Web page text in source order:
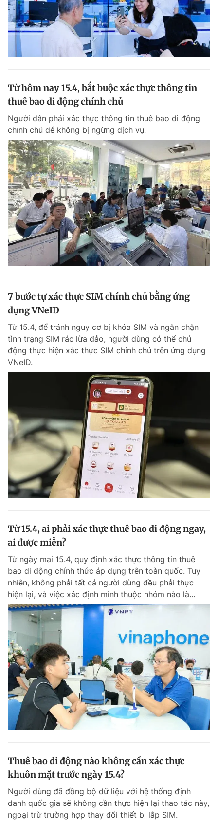
Từ hôm nay 15.4, bắt buộc xác thực thông tin
thuê bao di động chính chủ
Người dân phải xác thực thông tin thuê bao di động
chính chủ để không bị ngừng dịch vụ.
7 bước tự xác thực SIM chính chủ bằng ứng
dụng VNeID
Từ 15.4, để tránh nguy cơ bị khóa SIM và ngăn chặn
tình trạng SIM rác lừa đảo, người dùng có thể chủ
động thực hiện xác thực SIM chính chủ trên ứng dụng
VNeID.
Từ 15.4, ai phải xác thực thuê bao di động ngay,
ai được miễn?
Từ ngày mai 15.4, quy định xác thực thông tin thuê
bao di động chính thức áp dụng trên toàn quốc. Tuy
nhiên, không phải tất cả người dùng đều phải thực
hiện lại, và việc xác định mình thuộc nhóm nào là...
Thuê bao di động nào không cần xác thực
khuôn mặt trước ngày 15.4?
Người dùng đã đồng bộ dữ liệu với hệ thống định
danh quốc gia sẽ không cần thực hiện lại thao tác này,
ngoại trừ trường hợp thay đổi thiết bị lắp SIM.